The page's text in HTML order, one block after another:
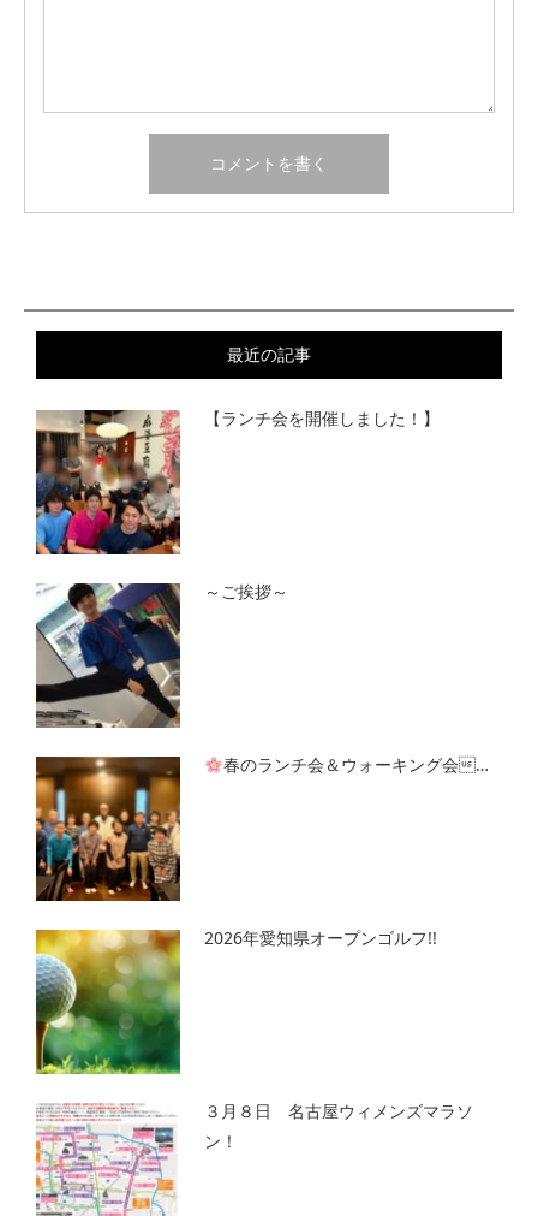
最近の記事
【ランチ会を開催しました！】
～ご挨拶～
春のランチ会＆ウォーキング会…
2026年愛知県オープンゴルフ!!
３月８日 名古屋ウィメンズマラソ
ン！